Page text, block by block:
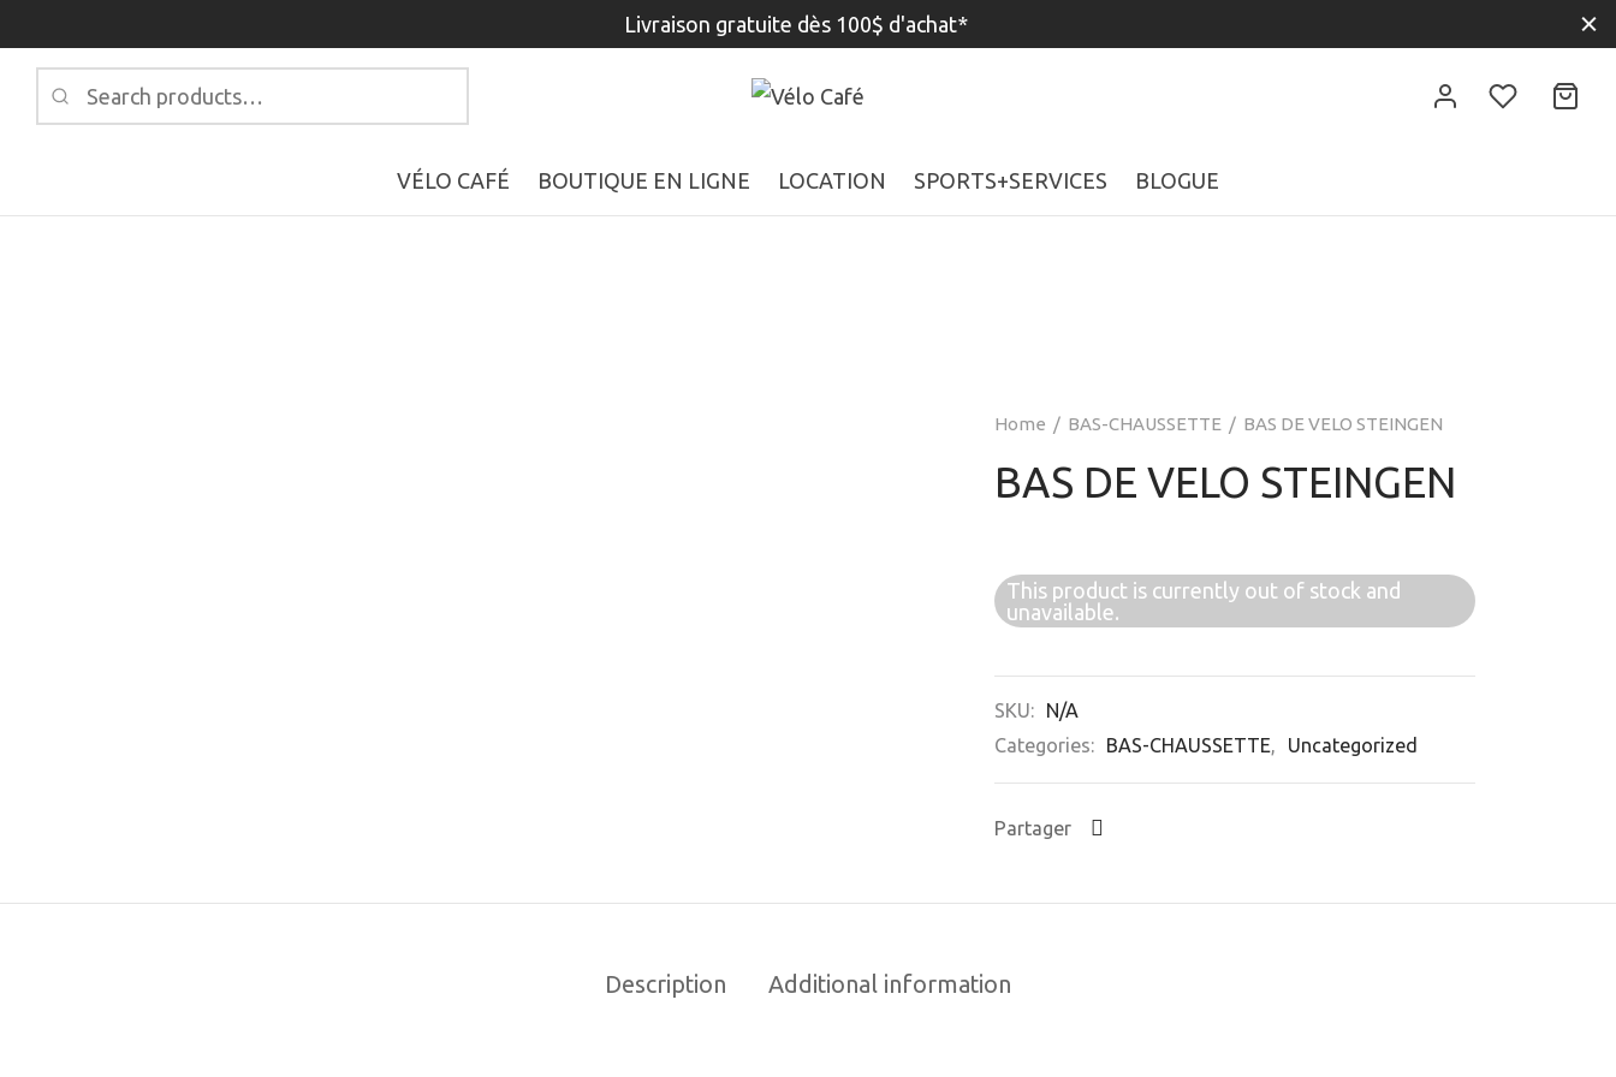
Livraison gratuite dès 100$ d'achat*
Search
for:
VÉLO CAFÉ BOUTIQUE EN LIGNE LOCATION SPORTS+SERVICES BLOGUE
Home / BAS-CHAUSSETTE / BAS DE VELO STEINGEN
BAS DE VELO STEINGEN
This product is currently out of stock and
unavailable.
SKU:
N/A
Categories:
BAS-CHAUSSETTE, Uncategorized
Partager
Description Additional information